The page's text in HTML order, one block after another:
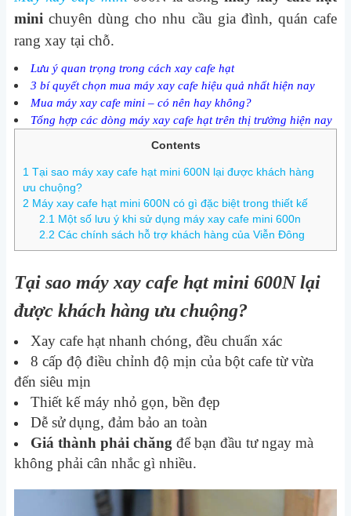
mini chuyên dùng cho nhu cầu gia đình, quán cafe
rang xay tại chỗ.
Lưu ý quan trọng trong cách xay cafe hạt
3 bí quyết chọn mua máy xay cafe hiệu quả nhất hiện nay
Mua máy xay cafe mini – có nên hay không?
Tổng hợp các dòng máy xay cafe hạt trên thị trường hiện nay
Contents
1 Tại sao máy xay cafe hạt mini 600N lại được khách hàng
ưu chuộng?
2 Máy xay cafe hạt mini 600N có gì đặc biệt trong thiết kế
2.1 Một số lưu ý khi sử dụng máy xay cafe mini 600n
2.2 Các chính sách hỗ trợ khách hàng của Viễn Đông
Tại sao máy xay cafe hạt mini 600N lại
được khách hàng ưu chuộng?
Xay cafe hạt nhanh chóng, đều chuẩn xác
8 cấp độ điều chỉnh độ mịn của bột cafe từ vừa
đến siêu mịn
Thiết kế máy nhỏ gọn, bền đẹp
Dễ sử dụng, đảm bảo an toàn
Giá thành phải chăng để bạn đầu tư ngay mà
không phải cân nhắc gì nhiều.